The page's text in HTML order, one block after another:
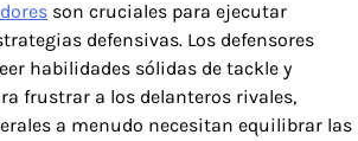
son cruciales para ejecutar
defensivas. Los defensores
habilidades sólidas de tackle y
frustrar a los delanteros rivales,
a menudo necesitan equilibrar las